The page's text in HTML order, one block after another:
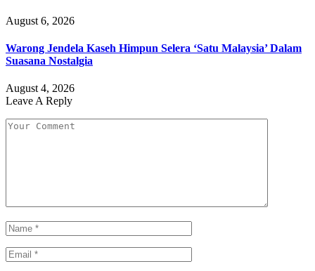
August 6, 2026
Warong Jendela Kaseh Himpun Selera ‘Satu Malaysia’ Dalam
Suasana Nostalgia
August 4, 2026
Leave A Reply